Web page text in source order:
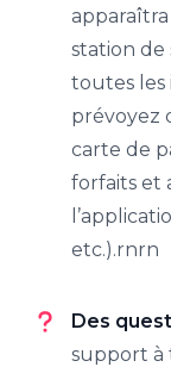
apparaîtra
station de
toutes les
prévoyez
carte de
forfaits et
etc.).rnrn
Des
support à